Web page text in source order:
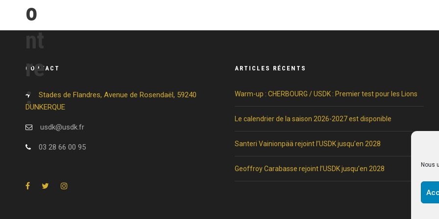
Nous
o
nt
re
:
CONTACT
Stades de Flandres, Avenue de Rosendaël, 59240
DUNKERQUE
usdk@usdk.fr
03 28 66 00 95
ARTICLES RÉCENTS
Warm-up : CHERBOURG / USDK : Premier test pour les Lions
Le calendrier de la saison 2026-2027 est disponible
Santeri Vainionpää rejoint l’USDK jusqu’en 2028
Geoffroy Carabasse rejoint l’USDK jusqu’en 2028